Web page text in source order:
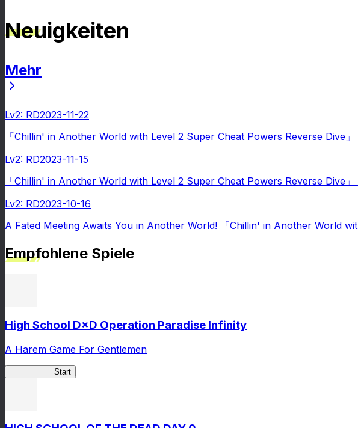
Neuigkeiten
Mehr
Lv2: RD2023-11-22
「Chillin' in Another World with Level 2 Super Cheat Powers Reverse Dive
Lv2: RD2023-11-15
「Chillin' in Another World with Level 2 Super Cheat Powers Reverse Dive
Lv2: RD2023-10-16
A Fated Meeting Awaits You in Another World! 「Chillin' in Another World
Empfohlene Spiele
High School D×D Operation Paradise Infinity
A Harem Game For Gentlemen
Start